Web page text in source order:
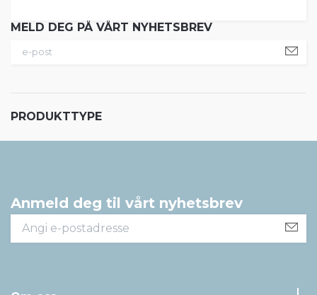
MELD DEG PÅ VÅRT NYHETSBREV
PRODUKTTYPE
Anmeld deg til vårt nyhetsbrev